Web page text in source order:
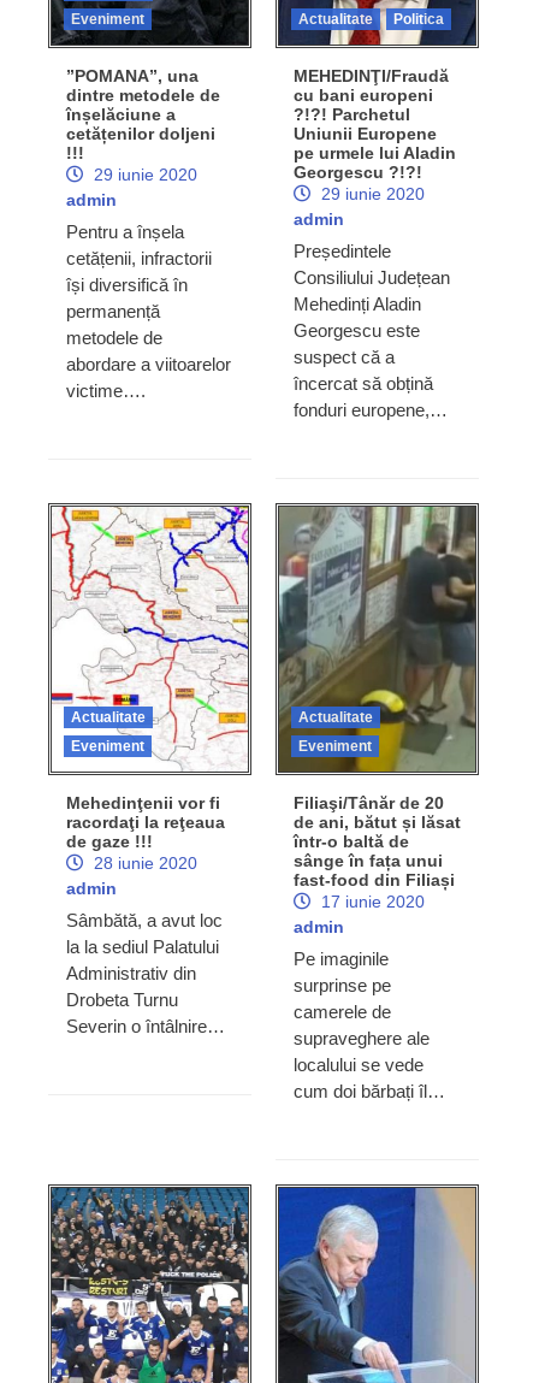
Eveniment
”POMANA”, una
dintre metodele de
înșelăciune a
cetățenilor doljeni
!!!
29 iunie 2020
admin
Pentru a înșela
cetățenii, infractorii
își diversifică în
permanență
metodele de
abordare a viitoarelor
victime….
Actualitate Politica
MEHEDINŢI/Fraudă
cu bani europeni
?!?! Parchetul
Uniunii Europene
pe urmele lui Aladin
Georgescu ?!?!
29 iunie 2020
admin
Președintele
Consiliului Județean
Mehedinți Aladin
Georgescu este
suspect că a
încercat să obțină
fonduri europene,…
Actualitate
Eveniment
Mehedinţenii vor fi
racordaţi la reţeaua
de gaze !!!
28 iunie 2020
admin
Sâmbătă, a avut loc
la la sediul Palatului
Administrativ din
Drobeta Turnu
Severin o întâlnire…
Actualitate
Eveniment
Filiaşi/Tânăr de 20
de ani, bătut și lăsat
într-o baltă de
sânge în fața unui
fast-food din Filiași
17 iunie 2020
admin
Pe imaginile
surprinse pe
camerele de
supraveghere ale
localului se vede
cum doi bărbați îl…